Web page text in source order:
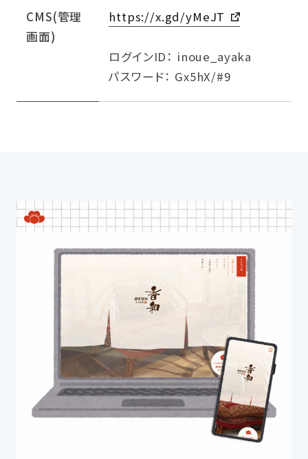
CMS(管理
画面)
https://x.gd/yMeJT
ログインID： inoue_ayaka
パスワード： Gx5hX/#9